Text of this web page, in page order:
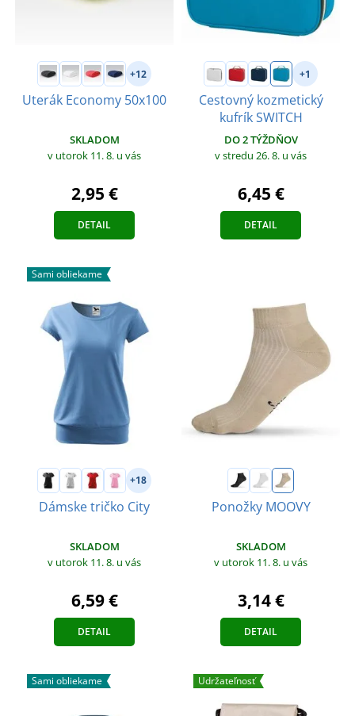
+12
Uterák Economy 50x100
SKLADOM
v utorok 11. 8. u vás
2,95 €
DETAIL
+1
Cestovný kozmetický
kufrík SWITCH
DO 2 TÝŽDŇOV
v stredu 26. 8. u vás
6,45 €
DETAIL
Sami obliekame
+18
Dámske tričko City
SKLADOM
v utorok 11. 8. u vás
6,59 €
DETAIL
Ponožky MOOVY
SKLADOM
v utorok 11. 8. u vás
3,14 €
DETAIL
Sami obliekame Udržateľnosť